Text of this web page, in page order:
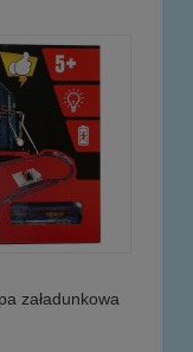
załadunkowa